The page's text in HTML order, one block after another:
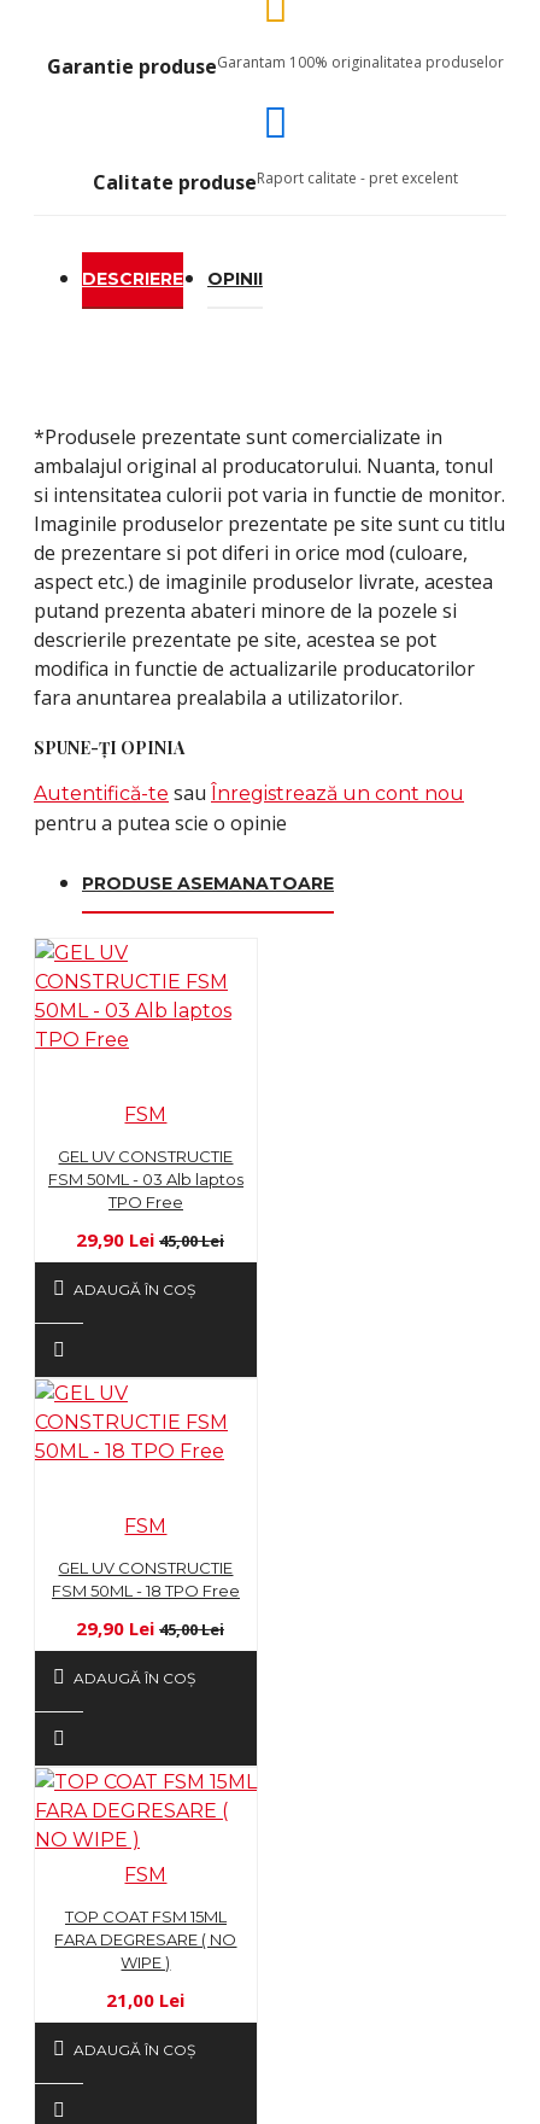
Garantie produseGarantam 100% originalitatea produselor
Calitate produseRaport calitate - pret excelent
DESCRIERE OPINII
*Produsele prezentate sunt comercializate in
ambalajul original al producatorului. Nuanta, tonul
si intensitatea culorii pot varia in functie de monitor.
Imaginile produselor prezentate pe site sunt cu titlu
de prezentare si pot diferi in orice mod (culoare,
aspect etc.) de imaginile produselor livrate, acestea
putand prezenta abateri minore de la pozele si
descrierile prezentate pe site, acestea se pot
modifica in functie de actualizarile producatorilor
fara anuntarea prealabila a utilizatorilor.
SPUNE-ŢI OPINIA
Autentifică-te sau Înregistrează un cont nou
pentru a putea scie o opinie
PRODUSE ASEMANATOARE
FSM
GEL UV CONSTRUCTIE
FSM 50ML - 03 Alb laptos
TPO Free
29,90 Lei 45,00 Lei
ADAUGĂ ÎN COŞ
FSM
GEL UV CONSTRUCTIE
FSM 50ML - 18 TPO Free
29,90 Lei 45,00 Lei
ADAUGĂ ÎN COŞ
FSM
TOP COAT FSM 15ML
FARA DEGRESARE ( NO
WIPE )
21,00 Lei
ADAUGĂ ÎN COŞ